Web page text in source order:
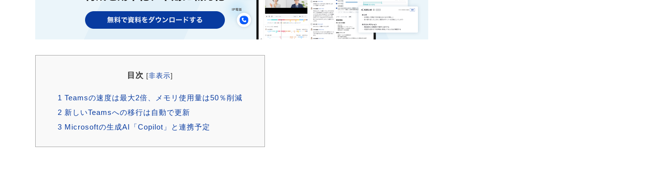
目次 [非表示]
1 Teamsの速度は最大2倍、メモリ使用量は50％削減
2 新しいTeamsへの移行は自動で更新
3 Microsoftの生成AI「Copilot」と連携予定